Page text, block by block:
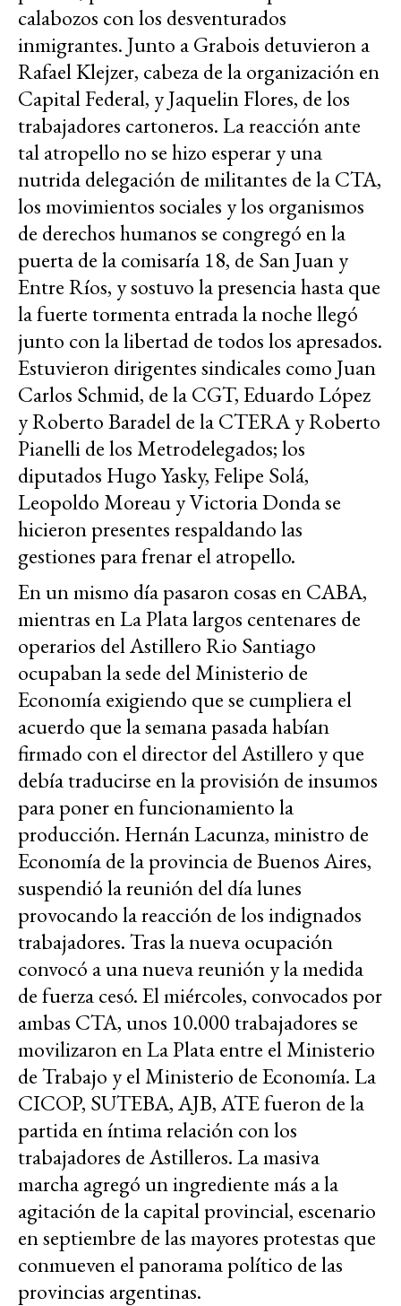
calabozos con los desventurados
inmigrantes. Junto a Grabois detuvieron a
Rafael Klejzer, cabeza de la organización en
Capital Federal, y Jaquelin Flores, de los
trabajadores cartoneros. La reacción ante
tal atropello no se hizo esperar y una
nutrida delegación de militantes de la CTA,
los movimientos sociales y los organismos
de derechos humanos se congregó en la
puerta de la comisaría 18, de San Juan y
Entre Ríos, y sostuvo la presencia hasta que
la fuerte tormenta entrada la noche llegó
junto con la libertad de todos los apresados.
Estuvieron dirigentes sindicales como Juan
Carlos Schmid, de la CGT, Eduardo López
y Roberto Baradel de la CTERA y Roberto
Pianelli de los Metrodelegados; los
diputados Hugo Yasky, Felipe Solá,
Leopoldo Moreau y Victoria Donda se
hicieron presentes respaldando las
gestiones para frenar el atropello.
En un mismo día pasaron cosas en CABA,
mientras en La Plata largos centenares de
operarios del Astillero Rio Santiago
ocupaban la sede del Ministerio de
Economía exigiendo que se cumpliera el
acuerdo que la semana pasada habían
firmado con el director del Astillero y que
debía traducirse en la provisión de insumos
para poner en funcionamiento la
producción. Hernán Lacunza, ministro de
Economía de la provincia de Buenos Aires,
suspendió la reunión del día lunes
provocando la reacción de los indignados
trabajadores. Tras la nueva ocupación
convocó a una nueva reunión y la medida
de fuerza cesó. El miércoles, convocados por
ambas CTA, unos 10.000 trabajadores se
movilizaron en La Plata entre el Ministerio
de Trabajo y el Ministerio de Economía. La
CICOP, SUTEBA, AJB, ATE fueron de la
partida en íntima relación con los
trabajadores de Astilleros. La masiva
marcha agregó un ingrediente más a la
agitación de la capital provincial, escenario
en septiembre de las mayores protestas que
conmueven el panorama político de las
provincias argentinas.